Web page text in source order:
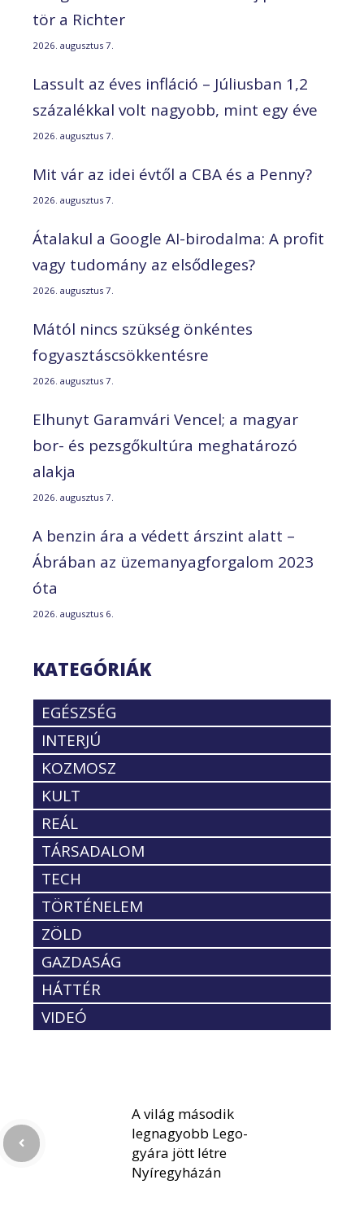
tör a Richter
2026. augusztus 7.
Lassult az éves infláció – Júliusban 1,2
százalékkal volt nagyobb, mint egy éve
2026. augusztus 7.
Mit vár az idei évtől a CBA és a Penny?
2026. augusztus 7.
Átalakul a Google AI-birodalma: A profit
vagy tudomány az elsődleges?
2026. augusztus 7.
Mától nincs szükség önkéntes
fogyasztáscsökkentésre
2026. augusztus 7.
Elhunyt Garamvári Vencel; a magyar
bor- és pezsgőkultúra meghatározó
alakja
2026. augusztus 7.
A benzin ára a védett árszint alatt –
Ábrában az üzemanyagforgalom 2023
óta
2026. augusztus 6.
KATEGÓRIÁK
EGÉSZSÉG
INTERJÚ
KOZMOSZ
KULT
REÁL
TÁRSADALOM
TECH
TÖRTÉNELEM
ZÖLD
GAZDASÁG
HÁTTÉR
VIDEÓ
A világ második
legnagyobb Lego-
gyára jött létre
Nyíregyházán